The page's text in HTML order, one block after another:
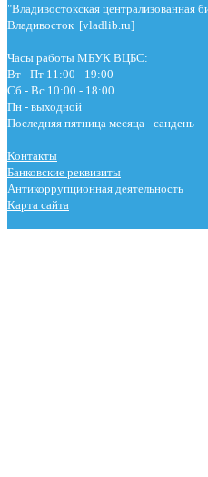
"Владивостокская централизованная
Владивосток [vladlib.ru]
Часы работы МБУК ВЦБС:
Вт - Пт 11:00 - 19:00
Сб - Вс 10:00 - 18:00
Пн - выходной
Последняя пятница месяца - сандень
Контакты
Банковские реквизиты
Антикоррупционная деятельность
Карта сайта